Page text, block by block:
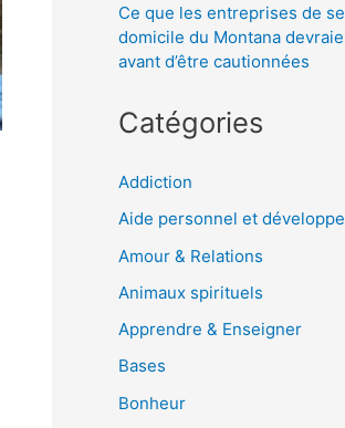
Ce que les entreprises de
domicile du Montana
avant d’être cautionnées
Catégories
Addiction
Aide personnel et
Amour & Relations
Animaux spirituels
Apprendre & Enseigner
Bases
Bonheur